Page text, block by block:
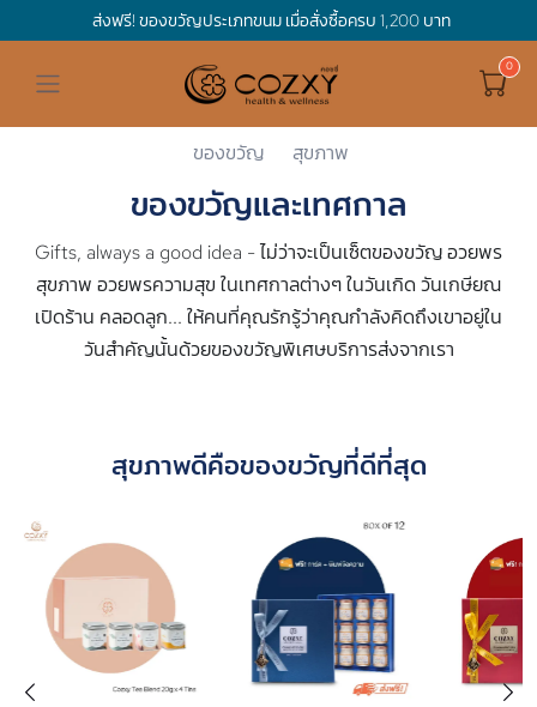
ส่งฟรี! ของขวัญประเภทขนม เมื่อสั่งซื้อครบ 1,200 บาท
ของขวัญ สุขภาพ
Cozxy
ของขวัญและเทศกาล
Gifts, always a good idea - ไม่ว่าจะเป็นเซ็ตของขวัญ อวยพร
สุขภาพ อวยพรความสุข ในเทศกาลต่างๆ ในวันเกิด วันเกษียณ
เปิดร้าน คลอดลูก... ให้คนที่คุณรักรู้ว่าคุณกำลังคิดถึงเขาอยู่ใน
วันสำคัญนั้นด้วยของขวัญพิเศษบริการส่งจากเรา
สุขภาพดีคือของขวัญที่ดีที่สุด
ดูทั้งหมด ของขวัญและเทศกาล
ดูทั้งหมด Holidays
Valentine
Songkran's day
ดูทั้งหมด By Occasion
Get well soon
Congrats to you
Special one
ดูทั้งหมด Special one
ดูทั้งหมด เครื่องดื่ม
ดูทั้งหมด Premium Bird's Nest
Flower Collection
ดูทั้งหมด Tea
Tasting Boxes
ดูทั้งหมด Luxury
Non-Alcoholic Beverage
Subscription
ดูทั้งหมด อาหาร
ดูทั้งหมด Wholegrain
ดูทั้งหมด Cookies
ดูทั้งหมด Chocolate
Tasting Boxes
Macaron
ดูทั้งหมด Macaron
Tasting Boxes
ดูทั้งหมด ของใช้ในบ้าน
หมอนประคบร้อนเย็น
เทียนหอม
เกี่ยวกับเรา
Corporate Gift
Wedding Gift